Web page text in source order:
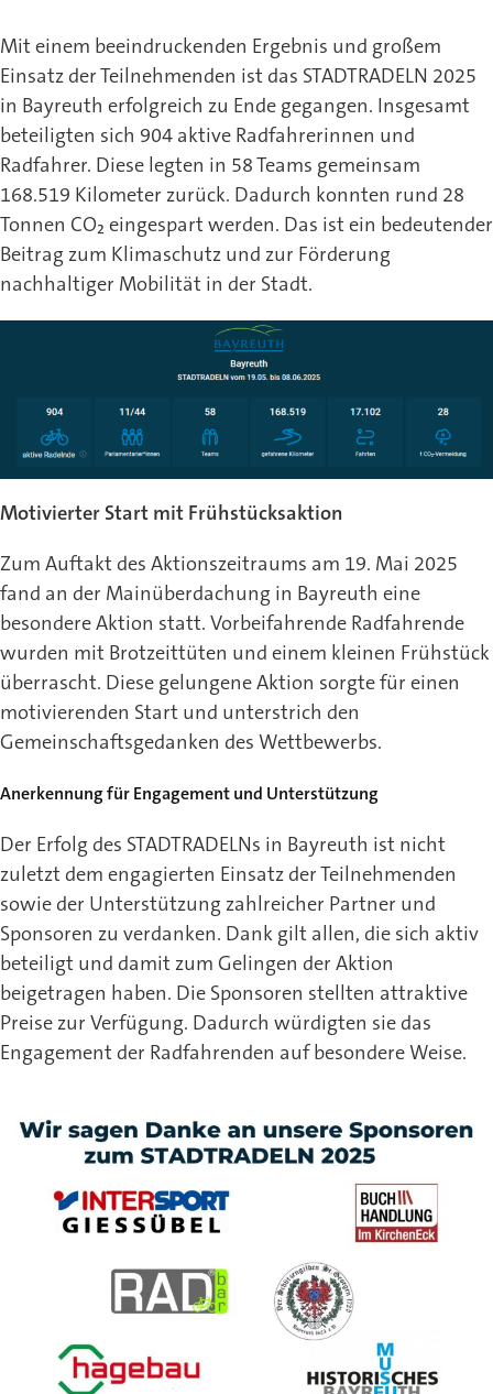
Mit einem beeindruckenden Ergebnis und großem
Einsatz der Teilnehmenden ist das STADTRADELN 2025
in Bayreuth erfolgreich zu Ende gegangen. Insgesamt
beteiligten sich 904 aktive Radfahrerinnen und
Radfahrer. Diese legten in 58 Teams gemeinsam
168.519 Kilometer zurück. Dadurch konnten rund 28
Tonnen CO₂ eingespart werden. Das ist ein bedeutender
Beitrag zum Klimaschutz und zur Förderung
nachhaltiger Mobilität in der Stadt.
Motivierter Start mit Frühstücksaktion
Zum Auftakt des Aktionszeitraums am 19. Mai 2025
fand an der Mainüberdachung in Bayreuth eine
besondere Aktion statt. Vorbeifahrende Radfahrende
wurden mit Brotzeittüten und einem kleinen Frühstück
überrascht. Diese gelungene Aktion sorgte für einen
motivierenden Start und unterstrich den
Gemeinschaftsgedanken des Wettbewerbs.
Anerkennung für Engagement und Unterstützung
Der Erfolg des STADTRADELNs in Bayreuth ist nicht
zuletzt dem engagierten Einsatz der Teilnehmenden
sowie der Unterstützung zahlreicher Partner und
Sponsoren zu verdanken. Dank gilt allen, die sich aktiv
beteiligt und damit zum Gelingen der Aktion
beigetragen haben. Die Sponsoren stellten attraktive
Preise zur Verfügung. Dadurch würdigten sie das
Engagement der Radfahrenden auf besondere Weise.